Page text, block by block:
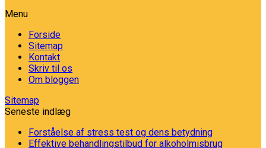
Menu
Forside
Sitemap
Kontakt
Skriv til os
Om bloggen
Sitemap
Seneste indlæg
Forståelse af stress test og dens betydning
Effektive behandlingstilbud for alkoholmisbrug